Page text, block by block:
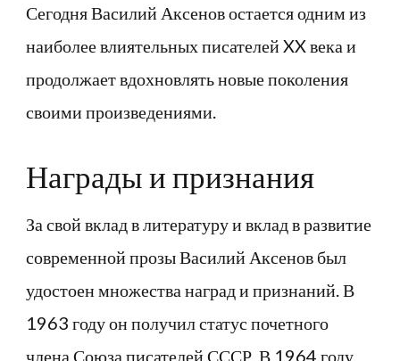
Сегодня Василий Аксенов остается одним из
наиболее влиятельных писателей XX века и
продолжает вдохновлять новые поколения
своими произведениями.
Награды и признания
За свой вклад в литературу и вклад в развитие
современной прозы Василий Аксенов был
удостоен множества наград и признаний. В
1963 году он получил статус почетного
члена Союза писателей СССР. В 1964 году